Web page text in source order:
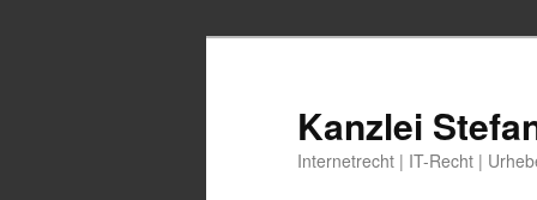
Kanzlei
Internetrecht | IT-Recht |